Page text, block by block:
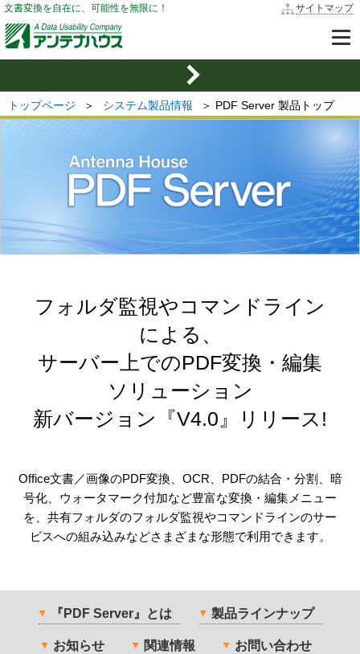
文書変換を自在に、可能性を無限に！ サイトマップ
トップページ ＞ システム製品情報 ＞ PDF Server 製品トップ
フォルダ監視やコマンドライン
による、
サーバー上でのPDF変換・編集
ソリューション
新バージョン『V4.0』リリース!
Office文書／画像のPDF変換、OCR、PDFの結合・分割、暗
号化、ウォータマーク付加など豊富な変換・編集メニュー
を、共有フォルダのフォルダ監視やコマンドラインのサー
ビスへの組み込みなどさまざまな形態で利用できます。
『PDF Server』とは 製品ラインナップ
お知らせ 関連情報 お問い合わせ